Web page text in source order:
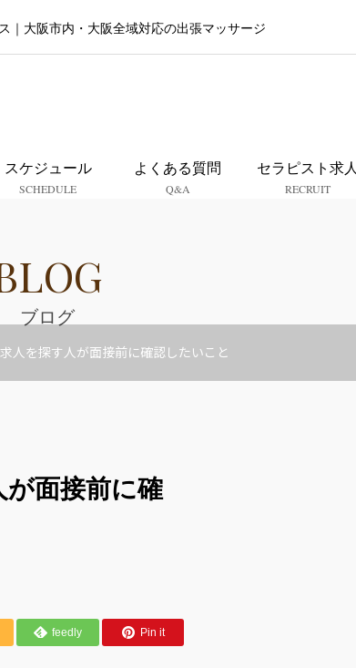
｜大阪市内・大阪全域対応の出張マッサージ
スケジュール
SCHEDULE
よくある質問
Q&A
セラピスト求人
RECRUIT
ブログ
人を探す人が面接前に確認したいこと
面接前に確
feedly Pin it